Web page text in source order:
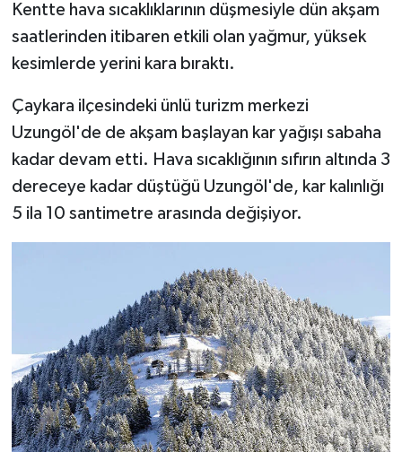
Kentte hava sıcaklıklarının düşmesiyle dün akşam
saatlerinden itibaren etkili olan yağmur, yüksek
kesimlerde yerini kara bıraktı.
Çaykara ilçesindeki ünlü turizm merkezi
Uzungöl'de de akşam başlayan kar yağışı sabaha
kadar devam etti. Hava sıcaklığının sıfırın altında 3
dereceye kadar düştüğü Uzungöl'de, kar kalınlığı
5 ila 10 santimetre arasında değişiyor.